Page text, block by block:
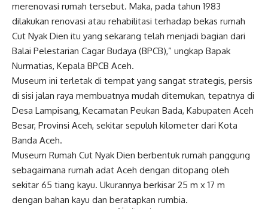
merenovasi rumah tersebut. Maka, pada tahun 1983
dilakukan renovasi atau rehabilitasi terhadap bekas rumah
Cut Nyak Dien itu yang sekarang telah menjadi bagian dari
Balai Pelestarian Cagar Budaya (BPCB),” ungkap Bapak
Nurmatias, Kepala BPCB Aceh.
Museum ini terletak di tempat yang sangat strategis, persis
di sisi jalan raya membuatnya mudah ditemukan, tepatnya di
Desa Lampisang, Kecamatan Peukan Bada, Kabupaten Aceh
Besar, Provinsi Aceh, sekitar sepuluh kilometer dari Kota
Banda Aceh.
Museum Rumah Cut Nyak Dien berbentuk rumah panggung
sebagaimana rumah adat Aceh dengan ditopang oleh
sekitar 65 tiang kayu. Ukurannya berkisar 25 m x 17 m
dengan bahan kayu dan beratapkan rumbia.